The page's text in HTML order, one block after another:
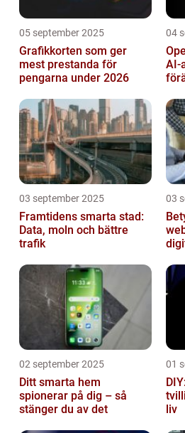
05 september 2025
Grafikkorten som ger
mest prestanda för
pengarna under 2026
04
AI-
03 september 2025
Framtidens smarta stad:
Data, moln och bättre
trafik
03
02 september 2025
Ditt smarta hem
spionerar på dig – så
stänger du av det
01
liv